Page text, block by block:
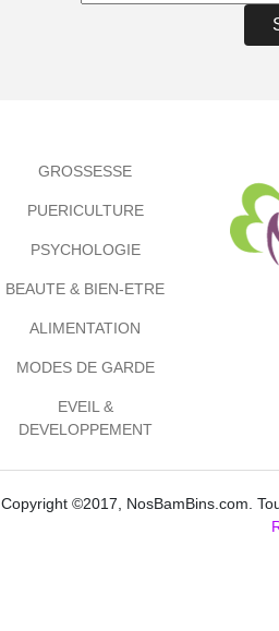
GROSSESSE
PUERICULTURE
PSYCHOLOGIE
BEAUTE & BIEN-ETRE
ALIMENTATION
MODES DE GARDE
EVEIL &
DEVELOPPEMENT
Copyright ©2017, NosBamBins.com.